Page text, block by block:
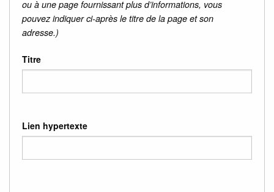
ou à une page fournissant plus d’informations, vous
pouvez indiquer ci-après le titre de la page et son
adresse.)
Titre
Lien hypertexte